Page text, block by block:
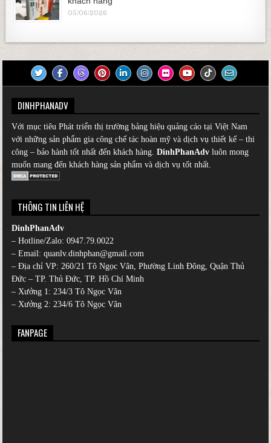
05/06/2026
DINHPHANADV
Với mục tiêu Phát triển thị trường bảng hiệu quảng cáo tại Việt Nam
với những sản phẩm gia công chế tác hoàn mỹ và dịch vụ thiết kế – thi
công – bảo hành tốt nhất đến khách hàng.DinhPhanAdv luôn mong
muốn mang đến khách hàng sản phẩm và dịch vụ tốt nhất.
THÔNG TIN LIÊN HỆ
DinhPhanAdv
– Hotline/Zalo:0947.79.0022
– Email: quanlv.dinhphan@gmail.com
– Địa chỉ VP: 260/21 Tô Ngọc Vân, Phường Linh Đông, Quận Thủ
Đức – TP. Thủ Đức, TP. Hồ Chí Minh
– Xưởng 1: 234/3 Tô Ngọc Vân
– Xưởng 2: 234/6 Tô Ngọc Vân
FANPAGE